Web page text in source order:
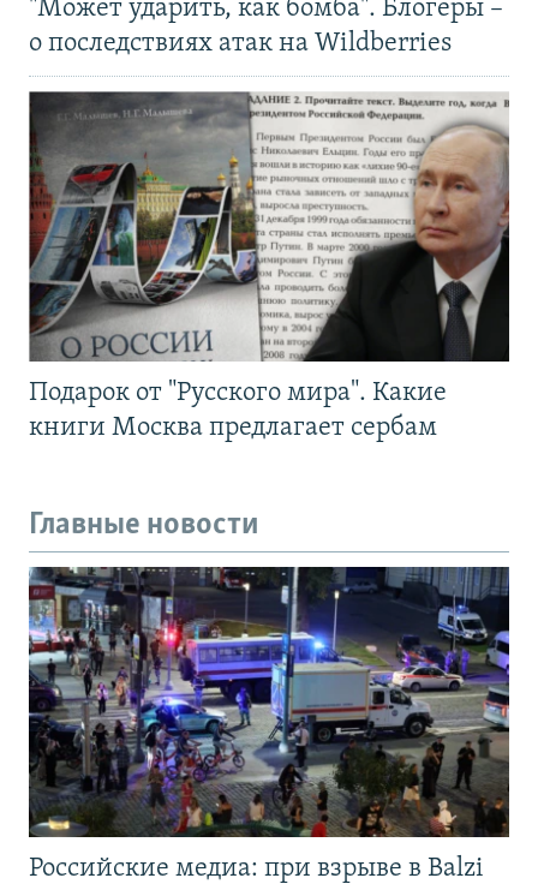
"Может ударить, как бомба". Блогеры –
о последствиях атак на Wildberries
Подарок от "Русского мира". Какие
книги Москва предлагает сербам
Главные новости
Российские медиа: при взрыве в Balzi